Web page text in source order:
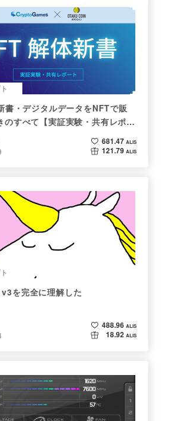
書・デジタルデータをNFTで販
のすべて【実証実験・共有レポー
681.47 ALIS
121.79 ALIS
を完全に理解した
488.96 ALIS
18.92 ALIS